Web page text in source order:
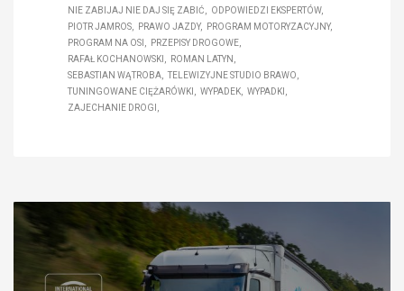
NIE ZABIJAJ NIE DAJ SIĘ ZABIĆ
ODPOWIEDZI EKSPERTÓW
PIOTR JAMROS
PRAWO JAZDY
PROGRAM MOTORYZACYJNY
PROGRAM NA OSI
PRZEPISY DROGOWE
RAFAŁ KOCHANOWSKI
ROMAN LATYN
SEBASTIAN WĄTROBA
TELEWIZYJNE STUDIO BRAWO
TUNINGOWANE CIĘŻARÓWKI
WYPADEK
WYPADKI
ZAJECHANIE DROGI